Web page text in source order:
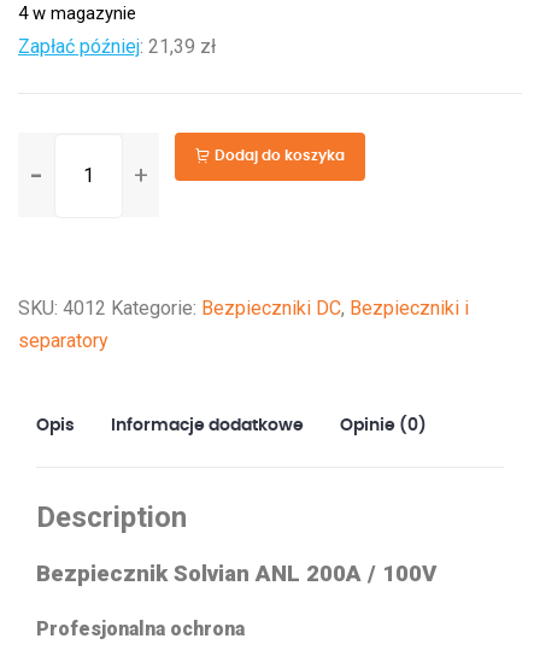
4 w magazynie
Zapłać później: 21,39 zł
Bezpiecznik
200A/100V
Dodaj do koszyka
SKU: 4012 Kategorie: Bezpieczniki DC, Bezpieczniki i
separatory
Opis Informacje dodatkowe Opinie (0)
Description
Bezpiecznik Solvian ANL 200A / 100V
Profesjonalna ochrona